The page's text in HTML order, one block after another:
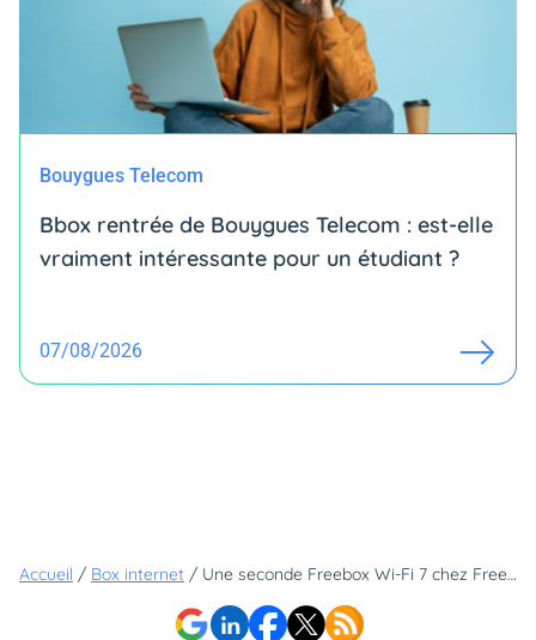
Bouygues Telecom
Bbox rentrée de Bouygues Telecom : est-elle
vraiment intéressante pour un étudiant ?
07/08/2026
Accueil / Box internet / Une seconde Freebox Wi-Fi 7 chez Free, mais il y a un gros hic !